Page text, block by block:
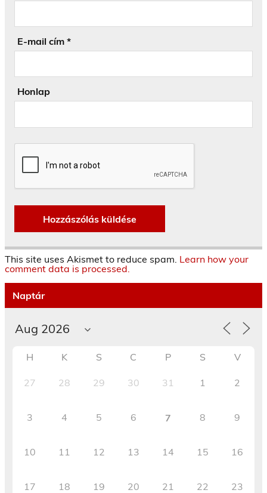
E-mail cím *
Honlap
This site uses Akismet to reduce spam. Learn how your
comment data is processed.
Naptár
H K S C P S V
27 28 29 30 31 1 2
3 4 5 6 7 8 9
10 11 12 13 14 15 16
17 18 19 20 21 22 23